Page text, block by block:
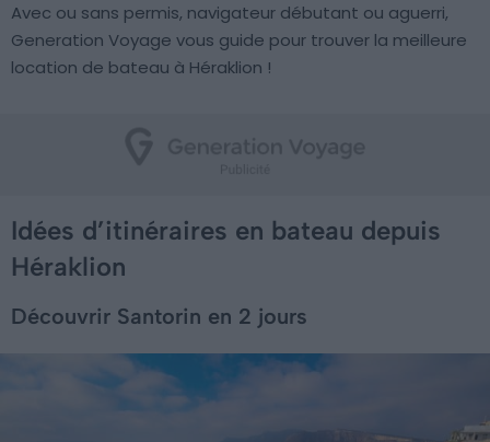
Avec ou sans permis, navigateur débutant ou aguerri,
Generation Voyage vous guide pour trouver la meilleure
location de bateau à Héraklion !
Idées d’itinéraires en bateau depuis
Héraklion
Découvrir Santorin en 2 jours